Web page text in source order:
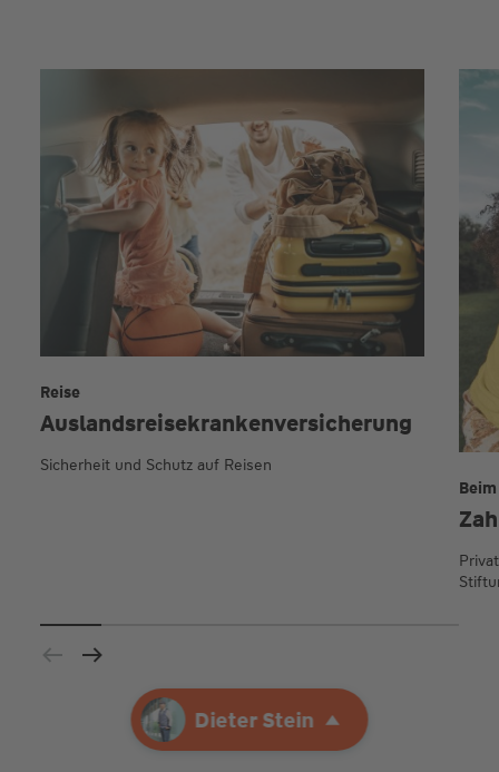
Ihre AgenturDieter Stein
Dieter Stein
Auslands­reise­kranken­versicherung
Reise
Sicherheit und Schutz auf Reisen